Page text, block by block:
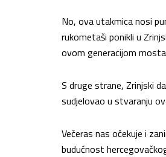
No, ova utakmica nosi
rukometaši ponikli u
ovom generacijom
S druge strane, Zrinjski
sudjelovao u stvaranju
Večeras nas očekuje i
budućnost